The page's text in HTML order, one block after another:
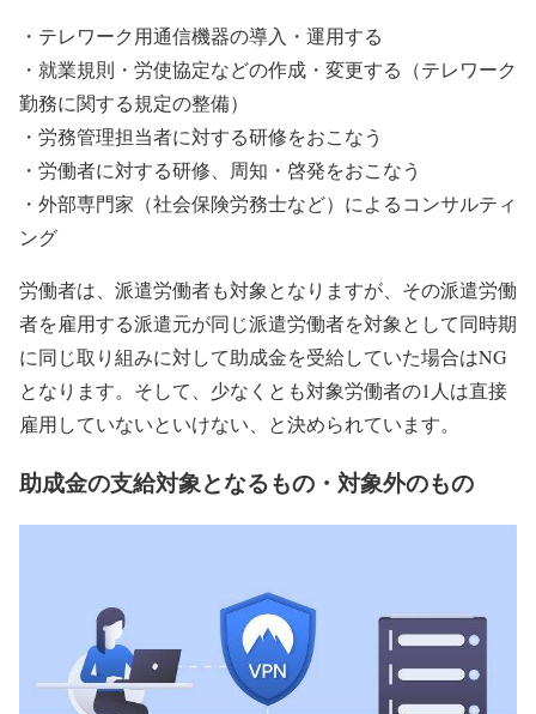
・テレワーク用通信機器の導入・運用する
・就業規則・労使協定などの作成・変更する（テレワーク
勤務に関する規定の整備）
・労務管理担当者に対する研修をおこなう
・労働者に対する研修、周知・啓発をおこなう
・外部専門家（社会保険労務士など）によるコンサルティ
ング
労働者は、派遣労働者も対象となりますが、その派遣労働
者を雇用する派遣元が同じ派遣労働者を対象として同時期
に同じ取り組みに対して助成金を受給していた場合はNG
となります。そして、少なくとも対象労働者の1人は直接
雇用していないといけない、と決められています。
助成金の支給対象となるもの・対象外のもの